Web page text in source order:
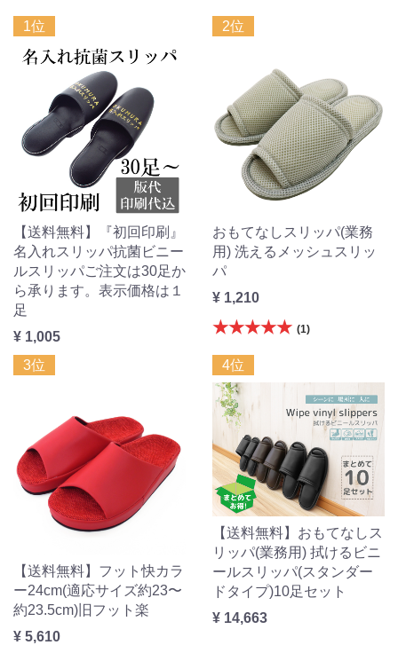
1位
【送料無料】『初回印刷』
名入れスリッパ抗菌ビニー
ルスリッパご注文は30足か
ら承ります。表示価格は１
足
¥ 1,005
2位
おもてなしスリッパ(業務
用) 洗えるメッシュスリッ
パ
¥ 1,210
★★★★★ (1)
3位
【送料無料】フット快カラ
ー24cm(適応サイズ約23〜
約23.5cm)旧フット楽
¥ 5,610
4位
【送料無料】おもてなしス
リッパ(業務用) 拭けるビニ
ールスリッパ(スタンダー
ドタイプ)10足セット
¥ 14,663